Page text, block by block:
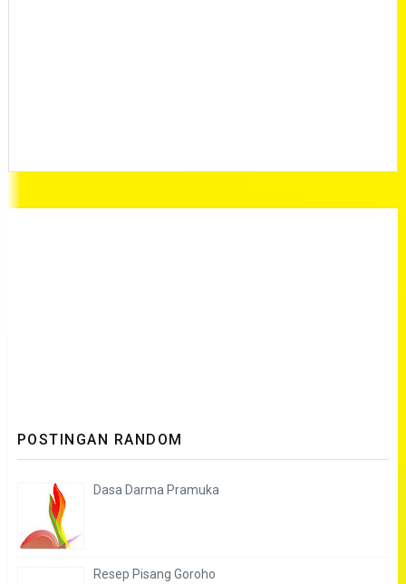
POSTINGAN RANDOM
Dasa Darma Pramuka
Resep Pisang Goroho